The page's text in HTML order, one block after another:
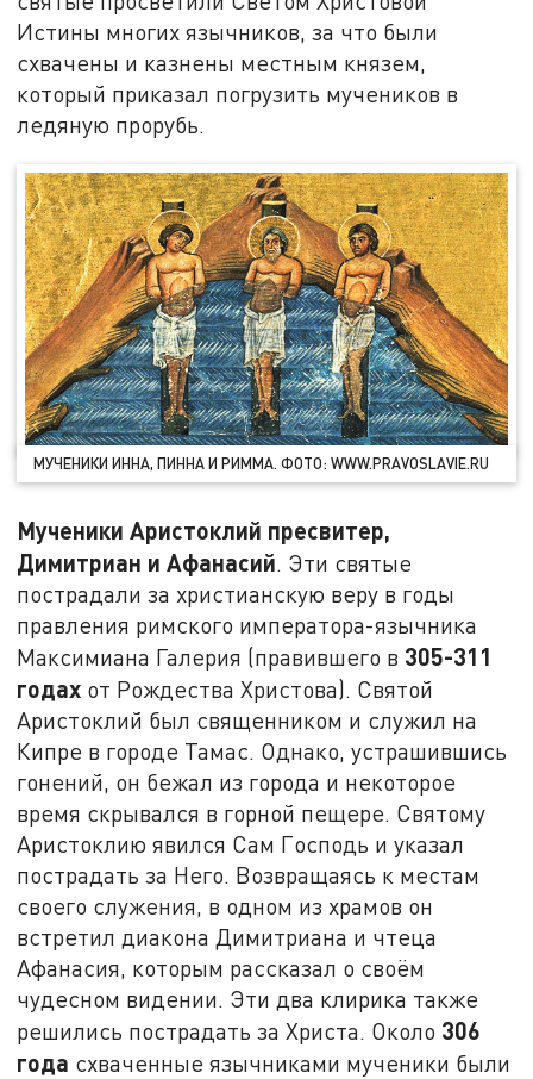
Истины многих язычников, за что были
схвачены и казнены местным князем,
который приказал погрузить мучеников в
ледяную прорубь.
МУЧЕНИКИ ИННА, ПИННА И РИММА. ФОТО: WWW.PRAVOSLAVIE.RU
Мученики Аристоклий пресвитер,
Димитриан и Афанасий. Эти святые
пострадали за христианскую веру в годы
правления римского императора-язычника
Максимиана Галерия (правившего в 305-311
годах от Рождества Христова). Святой
Аристоклий был священником и служил на
Кипре в городе Тамас. Однако, устрашившись
гонений, он бежал из города и некоторое
время скрывался в горной пещере. Святому
Аристоклию явился Сам Господь и указал
пострадать за Него. Возвращаясь к местам
своего служения, в одном из храмов он
встретил диакона Димитриана и чтеца
Афанасия, которым рассказал о своём
чудесном видении. Эти два клирика также
решились пострадать за Христа. Около 306
года схваченные язычниками мученики были